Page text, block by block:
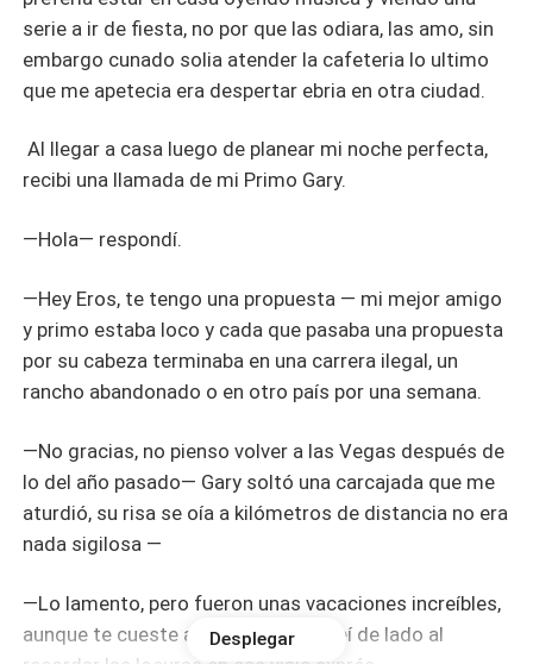
serie a ir de fiesta, no por que las odiara, las amo, sin
embargo cunado solia atender la cafeteria lo ultimo
que me apetecia era despertar ebria en otra ciudad.
Al llegar a casa luego de planear mi noche perfecta,
recibi una llamada de mi Primo Gary.
—Hola— respondí.
—Hey Eros, te tengo una propuesta — mi mejor amigo
y primo estaba loco y cada que pasaba una propuesta
por su cabeza terminaba en una carrera ilegal, un
rancho abandonado o en otro país por una semana.
—No gracias, no pienso volver a las Vegas después de
lo del año pasado— Gary soltó una carcajada que me
aturdió, su risa se oía a kilómetros de distancia no era
nada sigilosa —
—Lo lamento, pero fueron unas vacaciones increíbles,
aunque te cueste admitirlo — Sonreí de lado al
Desplegar